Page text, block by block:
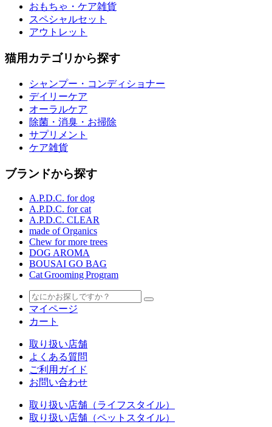
おもちゃ・ケア雑貨
スペシャルセット
アウトレット
猫用カテゴリから探す
シャンプー・コンディショナー
デイリーケア
オーラルケア
除菌・消臭・お掃除
サプリメント
ケア雑貨
ブランドから探す
A.P.D.C. for dog
A.P.D.C. for cat
A.P.D.C. CLEAR
made of Organics
Chew for more trees
DOG AROMA
BOUSAI GO BAG
Cat Grooming Program
マイページ
カート
取り扱い店舗
よくある質問
ご利用ガイド
お問い合わせ
取り扱い店舗（ライフスタイル）
取り扱い店舗（ペットスタイル）